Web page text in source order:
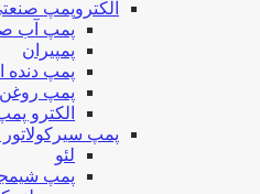
الکتروپمپ
پمپ آب
پمپیران
پمپ دنده
پمپ روغن
الکترو
پمپ سیرکولاتور
لئو
پمپ